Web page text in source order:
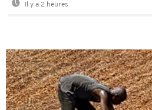
Il y a 2 heures